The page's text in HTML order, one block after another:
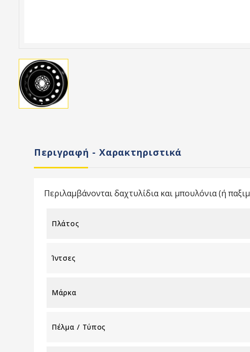
Περιγραφή - Χαρακτηριστικά
Περιλαμβάνονται δαχτυλίδια και μπουλόνια (ή
Πλάτος
Ίντσες
Μάρκα
Πέλμα / Τύπος